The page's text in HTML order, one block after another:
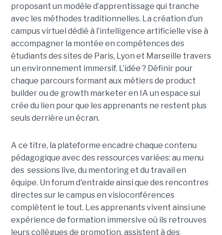
proposant un modèle d’apprentissage qui tranche
avec les méthodes traditionnelles. La création d’un
campus virtuel dédié à l’intelligence artificielle vise à
accompagner la montée en compétences des
étudiants des sites de Paris, Lyon et Marseille travers
un environnement immersif. L’idée ? Définir pour
chaque parcours formant aux métiers de product
builder ou de growth marketer en IA un espace sui
crée du lien pour que les apprenants ne restent plus
seuls derrière un écran.
A ce titre, la plateforme encadre chaque contenu
pédagogique avec des ressources variées: au menu
des sessions live, du mentoring et du travail en
équipe. Un forum d'entraide ainsi que des rencontres
directes sur le campus en visioconférences
complètent le tout. Les apprenants vivent ainsi une
expérience de formation immersive où ils retrouves
leurs collègues de promotion, assistent à des